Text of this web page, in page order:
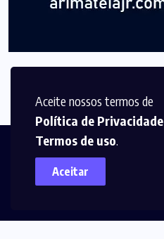
Aceite nossos termos de
Política de Privacidade
Termos de uso.
Aceitar